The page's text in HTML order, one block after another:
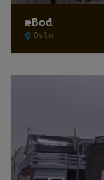
æBod
Oslo